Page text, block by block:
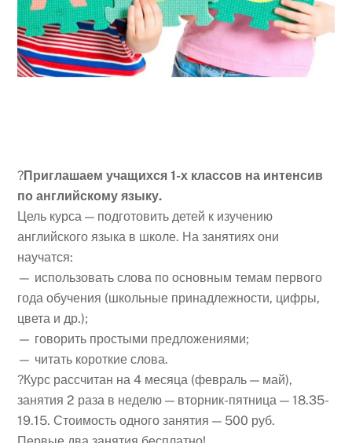
?Приглашаем учащихся 1-х классов на интенсив
по английскому языку.
Цель курса — подготовить детей к изучению
английского языка в школе. На занятиях они
научатся:
— использовать слова по основным темам первого
года обучения (школьные принадлежности, цифры,
цвета и др.);
— говорить простыми предложениями;
— читать короткие слова.
?Курс рассчитан на 4 месяца (февраль — май),
занятия 2 раза в неделю — вторник-пятница — 18.35-
19.15. Стоимость одного занятия — 500 руб.